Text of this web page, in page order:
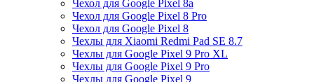
Чехол для Google Pixel 8a
Чехол для Google Pixel 8 Pro
Чехол для Google Pixel 8
Чехлы для Xiaomi Redmi Pad SE 8.7
Чехлы для Google Pixel 9 Pro XL
Чехлы для Google Pixel 9 Pro
Чехлы для Google Pixel 9